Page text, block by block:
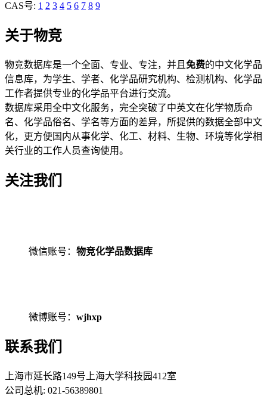
CAS号: 1 2 3 4 5 6 7 8 9
关于物竞
物竞数据库是一个全面、专业、专注，并且 免费的中文化学品
信息库，为学生、学者、化学品研究机构、检测机构、化学品
工作者提供专业的化学品平台进行交流。
数据库采用全中文化服务，完全突破了中英文在化学物质命
名、化学品俗名、学名等方面的差异，所提供的数据全部中文
化，更方便国内从事化学、化工、材料、生物、环境等化学相
关行业的工作人员查询使用。
关注我们
微信账号： 物竞化学品数据库
微博账号： wjhxp
联系我们
上海市延长路149号上海大学科技园412室
公司总机: 021-56389801